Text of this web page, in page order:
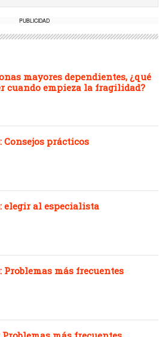
PUBLICIDAD
mayores dependientes, ¿qué
cuando empieza la fragilidad?
Consejos prácticos
elegir al especialista
Problemas más frecuentes